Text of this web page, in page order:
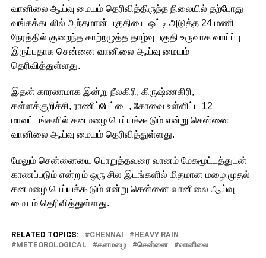
வானிலை ஆய்வு மையம் தெரிவித்திருந்த நிலையில் தற்போது
வங்கக்கடலில் அந்தமான் பகுதியை ஒட்டி அடுத்த 24 மணி
நேரத்தில் குறைந்த காற்றழுத்த தாழ்வு பகுதி உருவாக வாய்ப்பு
இருப்பதாக சென்னை வானிலை ஆய்வு மையம்
தெரிவித்துள்ளது.
இதன் காரணமாக இன்று நீலகிரி, கிருஷ்ணகிரி,
கள்ளக்குறிச்சி, ராணிப்பேட்டை, கோவை உள்ளிட்ட 12
மாவட்டங்களில் கனமழை பெய்யக்கூடும் என்று சென்னை
வானிலை ஆய்வு மையம் தெரிவித்துள்ளது.
மேலும் சென்னையை பொறுத்தவரை வானம் மேகமூட்டத்துடன்
காணப்படும் என்றும் ஒரு சில இடங்களில் மிதமான மழை முதல்
கனமழை பெய்யக்கூடும் என்று சென்னை வானிலை ஆய்வு
மையம் தெரிவித்துள்ளது.
RELATED TOPICS: CHENNAI
HEAVY RAIN
METEOROLOGICAL
கனமழை சென்னை வானிலை